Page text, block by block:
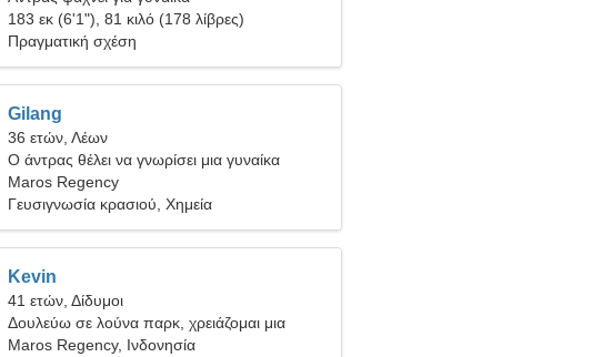
183 εκ (6'1"), 81 κιλό (178 λίβρες)
Πραγματική σχέση
Gilang
36 ετών, Λέων
Ο άντρας θέλει να γνωρίσει μια γυναίκα
Maros Regency
Γευσιγνωσία κρασιού, Χημεία
Kevin
41 ετών, Δίδυμοι
Δουλεύω σε λούνα παρκ, χρειάζομαι μια
κοινωνική γυναίκα
Maros Regency, Ινδονησία